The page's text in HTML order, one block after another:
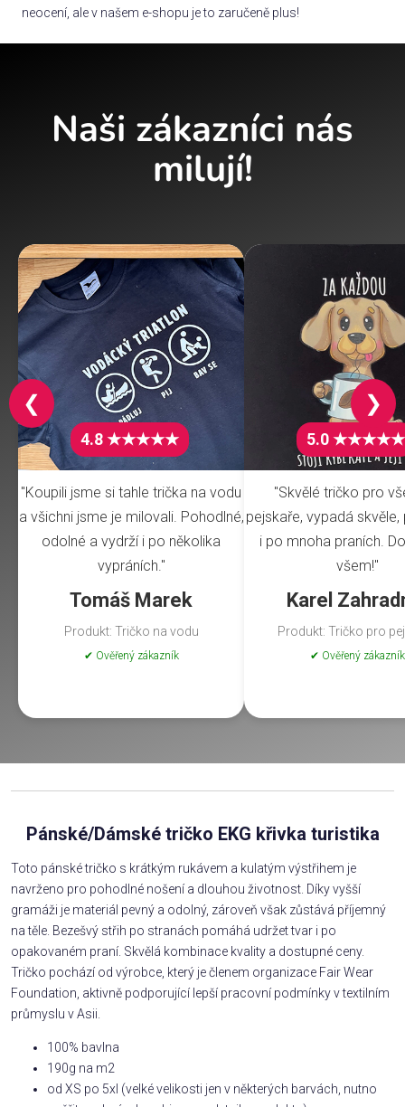
neocení, ale v našem e-shopu je to zaručeně plus!
Naši zákazníci nás
milují!
4.8 ★★★★★
"Koupili jsme si tahle trička na vodu
a všichni jsme je milovali. Pohodlné,
odolné a vydrží i po několika
vypráních."
Tomáš Marek
Produkt: Tričko na vodu
✔ Ověřený zákazník
5.0 ★★★★★
"Skvělé tričko pro
pejskaře, vypadá
i po mnoha praních.
všem!"
Karel
Produkt: Tričko pro
✔ Ověřený zákazník
❮ ❯
Pánské/Dámské tričko EKG křivka turistika
Toto pánské tričko s krátkým rukávem a kulatým výstřihem je
navrženo pro pohodlné nošení a dlouhou životnost. Díky vyšší
gramáži je materiál pevný a odolný, zároveň však zůstává příjemný
na těle. Bezešvý střih po stranách pomáhá udržet tvar i po
opakovaném praní. Skvělá kombinace kvality a dostupné ceny.
Tričko pochází od výrobce, který je členem organizace Fair Wear
Foundation, aktivně podporující lepší pracovní podmínky v textilním
průmyslu v Asii.
100% bavlna
190g na m2
od XS po 5xl (velké velikosti jen v některých barvách, nutno